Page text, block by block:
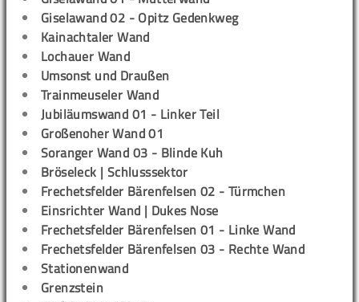
Giselawand 02 - Opitz Gedenkweg
Kainachtaler Wand
Lochauer Wand
Umsonst und Draußen
Trainmeuseler Wand
Jubiläumswand 01 - Linker Teil
Großenoher Wand 01
Soranger Wand 03 - Blinde Kuh
Bröseleck | Schlusssektor
Frechetsfelder Bärenfelsen 02 - Türmchen
Einsrichter Wand | Dukes Nose
Frechetsfelder Bärenfelsen 01 - Linke Wand
Frechetsfelder Bärenfelsen 03 - Rechte Wand
Stationenwand
Grenzstein